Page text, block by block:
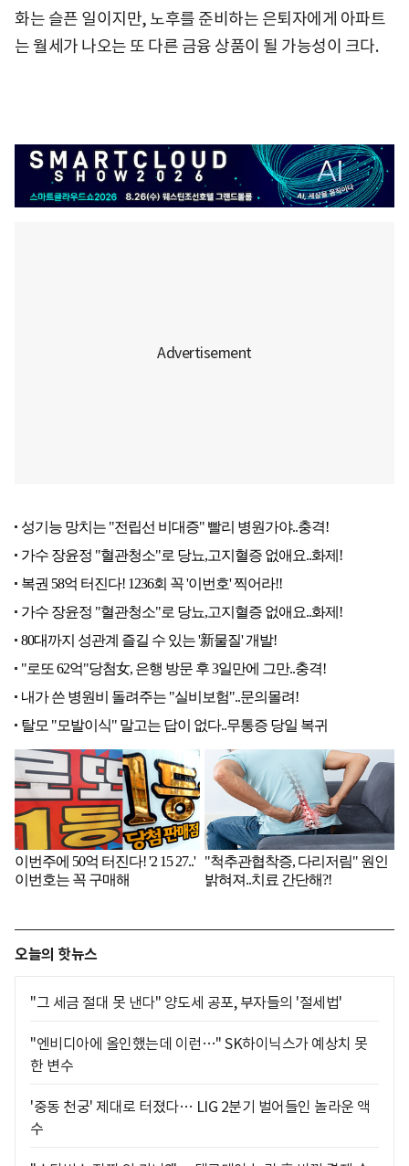
화는 슬픈 일이지만, 노후를 준비하는 은퇴자에게 아파트
는 월세가 나오는 또 다른 금융 상품이 될 가능성이 크다.
오늘의 핫뉴스
"그 세금 절대 못 낸다" 양도세 공포, 부자들의 '절세법'
"엔비디아에 올인했는데 이런…" SK하이닉스가 예상치 못
한 변수
'중동 천궁' 제대로 터졌다… LIG 2분기 벌어들인 놀라운 액
수